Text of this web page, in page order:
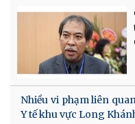
Nhiều vi phạm liên
Y tế khu vực Long